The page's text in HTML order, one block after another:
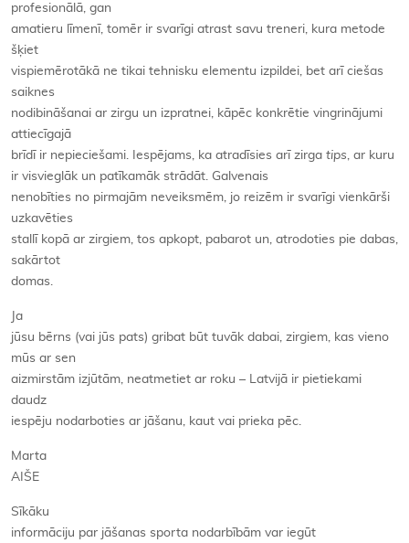
profesionālā, gan
amatieru līmenī, tomēr ir svarīgi atrast savu treneri, kura metode
šķiet
vispiemērotākā ne tikai tehnisku elementu izpildei, bet arī ciešas
saiknes
nodibināšanai ar zirgu un izpratnei, kāpēc konkrētie vingrinājumi
attiecīgajā
brīdī ir nepieciešami. Iespējams, ka atradīsies arī zirga tips, ar kuru
ir visvieglāk un patīkamāk strādāt. Galvenais
nenobīties no pirmajām neveiksmēm, jo reizēm ir svarīgi vienkārši
uzkavēties
stallī kopā ar zirgiem, tos apkopt, pabarot un, atrodoties pie dabas,
sakārtot
domas.
Ja
jūsu bērns (vai jūs pats) gribat būt tuvāk dabai, zirgiem, kas vieno
mūs ar sen
aizmirstām izjūtām, neatmetiet ar roku – Latvijā ir pietiekami
daudz
iespēju nodarboties ar jāšanu, kaut vai prieka pēc.
Marta
AIŠE
Sīkāku
informāciju par jāšanas sporta nodarbībām var iegūt